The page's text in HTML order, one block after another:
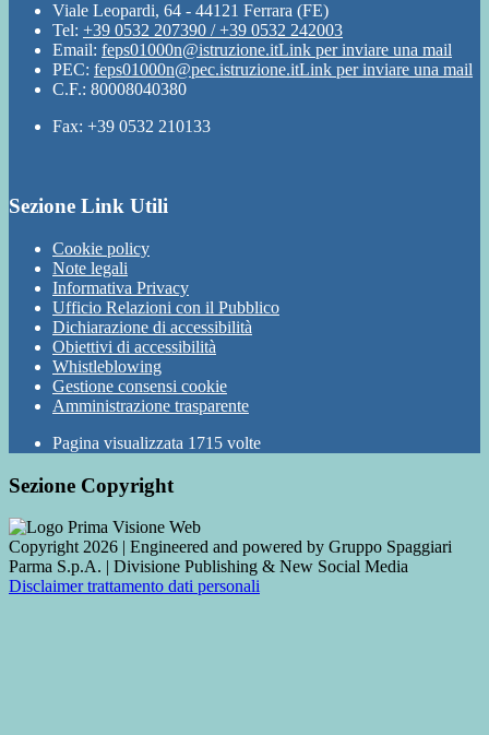
Viale Leopardi, 64 - 44121 Ferrara (FE)
Tel: +39 0532 207390 / +39 0532 242003
Email: feps01000n@istruzione.itLink per inviare una mail
PEC: feps01000n@pec.istruzione.itLink per inviare una mail
C.F.: 80008040380
Fax: +39 0532 210133
Sezione Link Utili
Cookie policy
Note legali
Informativa Privacy
Ufficio Relazioni con il Pubblico
Dichiarazione di accessibilità
Obiettivi di accessibilità
Whistleblowing
Gestione consensi cookie
Amministrazione trasparente
Pagina visualizzata 1715 volte
Sezione Copyright
Copyright 2026 | Engineered and powered by Gruppo Spaggiari
Parma S.p.A. | Divisione Publishing & New Social Media
Disclaimer trattamento dati personali